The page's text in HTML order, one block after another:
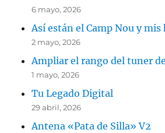
6 mayo, 2026
Así están el Camp Nou y mis
2 mayo, 2026
Ampliar el rango del tuner
1 mayo, 2026
Tu Legado Digital
29 abril, 2026
Antena «Pata de Silla» V2